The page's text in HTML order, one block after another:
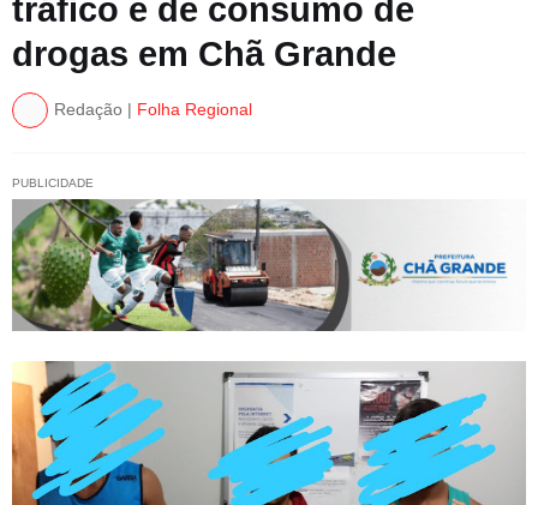
tráfico e de consumo de
drogas em Chã Grande
Redação | Folha Regional
PUBLICIDADE